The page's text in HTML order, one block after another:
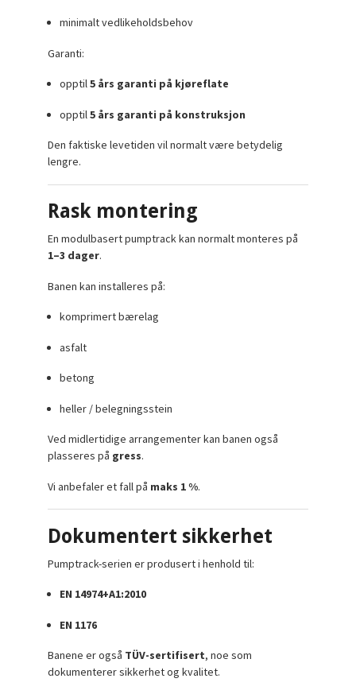
minimalt vedlikeholdsbehov
Garanti:
opptil5 års garanti på kjøreflate
opptil5 års garanti på konstruksjon
Den faktiske levetiden vil normalt være betydelig
lengre.
Rask montering
En modulbasert pumptrack kan normalt monteres på
1–3 dager.
Banen kan installeres på:
komprimert bærelag
asfalt
betong
heller / belegningsstein
Ved midlertidige arrangementer kan banen også
plasseres på gress.
Vi anbefaler et fall på maks 1 %.
Dokumentert sikkerhet
Pumptrack-serien er produsert i henhold til:
EN 14974+A1:2010
EN 1176
Banene er også TÜV-sertifisert, noe som
dokumenterer sikkerhet og kvalitet.